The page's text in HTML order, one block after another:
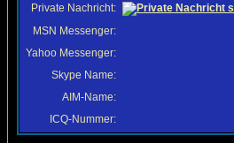
Private Nachricht:
MSN Messenger:
Yahoo Messenger:
Skype Name:
AIM-Name:
ICQ-Nummer: